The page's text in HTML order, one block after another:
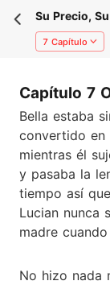
Su Precio,
(Romance
7 Capítulo
Capítulo 7
Bella estaba
convertido en
mientras él
y pasaba la
tiempo así
Lucian nunca
madre
No hizo nada